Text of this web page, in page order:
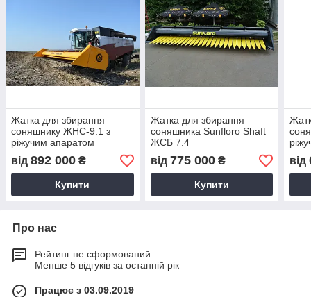
Жатка для збирання
соняшнику ЖНС-9.1 з
ріжучим апаратом
Шумахер
від 892 000 ₴
Купити
Жатка для збирання
соняшника Sunfloro Shaft
ЖСБ 7.4
від 775 000₴
Купити
від
Про нас
Рейтинг не сформований
Менше 5 відгуків за останній рік
Працює з 03.09.2019